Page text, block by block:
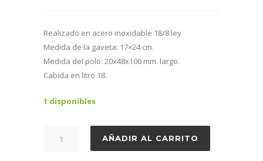
Realizado en acero inoxidable 18/8 ley
Medida de la gaveta: 17×24 cm.
Medida del polo: 20x48x100 mm. largo.
Cabida en litro 18.
1 disponibles
AÑADIR AL CARRITO